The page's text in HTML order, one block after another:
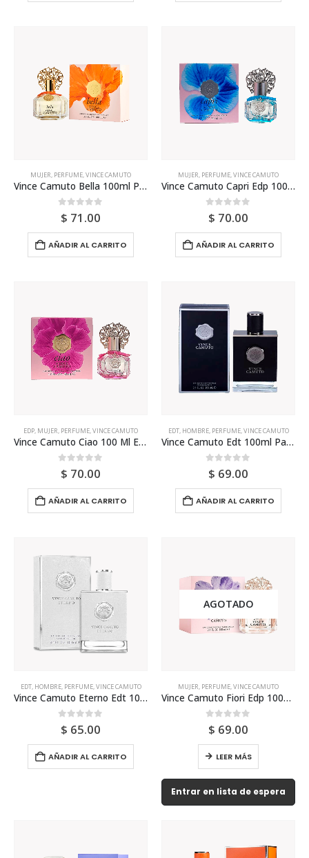
MUJER, PERFUME,VINCE CAMUTO
Vince Camuto Bella 100ml Para Mujer
0out of 5
$ 71.00
AÑADIR AL CARRITO
MUJER, PERFUME,VINCE CAMUTO
Vince Camuto Capri Edp 100ml Para Mujer
0out of 5
$ 70.00
AÑADIR AL CARRITO
EDP, MUJER, PERFUME,VINCE CAMUTO
Vince Camuto Ciao 100 Ml Edp Para Mujer
0out of 5
$ 70.00
AÑADIR AL CARRITO
EDT, HOMBRE, PERFUME,VINCE CAMUTO
Vince Camuto Edt 100ml Para Hombre
0out of 5
$ 69.00
AÑADIR AL CARRITO
EDT, HOMBRE, PERFUME,VINCE CAMUTO
Vince Camuto Eterno Edt 100ml Para Hombre
0out of 5
$ 65.00
AÑADIR AL CARRITO
AGOTADO
MUJER, PERFUME,VINCE CAMUTO
Vince Camuto Fiori Edp 100ml Para Mujer
0out of 5
$ 69.00
LEER MÁS
Entrar en lista de espera